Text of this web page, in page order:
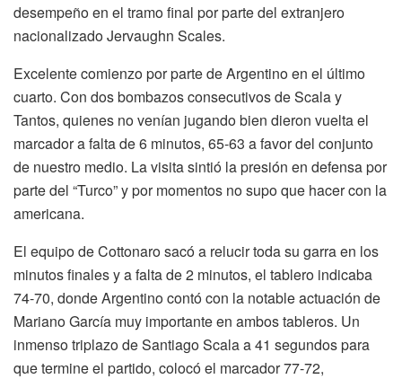
desempeño en el tramo final por parte del extranjero
nacionalizado Jervaughn Scales.
Excelente comienzo por parte de Argentino en el último
cuarto. Con dos bombazos consecutivos de Scala y
Tantos, quienes no venían jugando bien dieron vuelta el
marcador a falta de 6 minutos, 65-63 a favor del conjunto
de nuestro medio. La visita sintió la presión en defensa por
parte del “Turco” y por momentos no supo que hacer con la
americana.
El equipo de Cottonaro sacó a relucir toda su garra en los
minutos finales y a falta de 2 minutos, el tablero indicaba
74-70, donde Argentino contó con la notable actuación de
Mariano García muy importante en ambos tableros. Un
inmenso triplazo de Santiago Scala a 41 segundos para
que termine el partido, colocó el marcador 77-72,